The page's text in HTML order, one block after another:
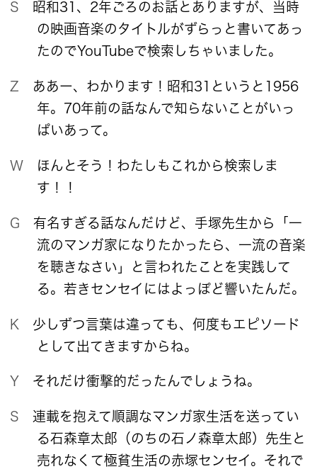
S 昭和31、2年ごろのお話とありますが、当時
の映画音楽のタイトルがずらっと書いてあっ
たのでYouTubeで検索しちゃいました。
Z ああー、わかります！昭和31というと1956
年。70年前の話なんで知らないことがいっ
ぱいあって。
W ほんとそう！わたしもこれから検索しま
す！！
G 有名すぎる話なんだけど、手塚先生から「一
流のマンガ家になりたかったら、一流の音楽
を聴きなさい」と言われたことを実践して
る。若きセンセイにはよっぽど響いたんだ。
K 少しずつ言葉は違っても、何度もエピソード
として出てきますからね。
Y それだけ衝撃的だったんでしょうね。
S 連載を抱えて順調なマンガ家生活を送ってい
る石森章太郎（のちの石ノ森章太郎）先生と
売れなくて極貧生活の赤塚センセイ。それで